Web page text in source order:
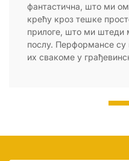
фантастична, што ми
крећу кроз тешке
прилоге, што ми штеди
послу. Перформансе су
их свакоме у